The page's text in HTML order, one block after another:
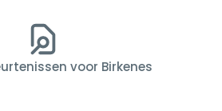
voor Birkenes